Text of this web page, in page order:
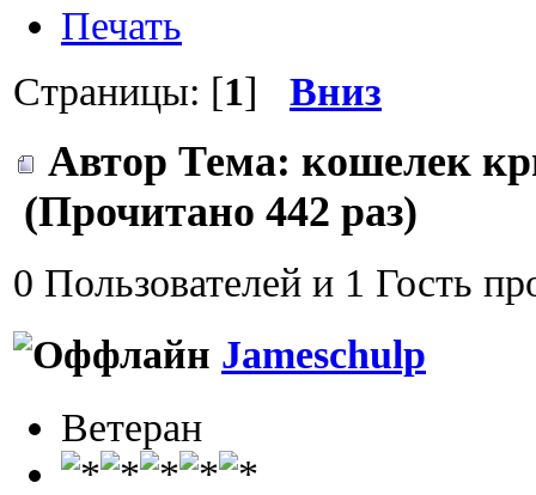
Печать
Страницы: [1] Вниз
Автор Тема: кошелек
(Прочитано 442 раз)
0 Пользователей и 1 Гость
Jameschulp
Ветеран